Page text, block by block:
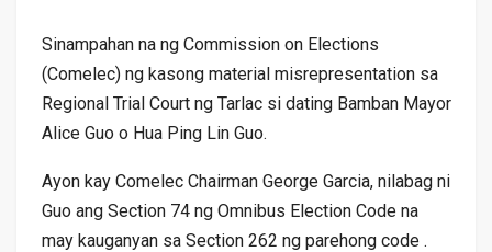
Sinampahan na ng Commission on Elections
(Comelec) ng kasong material misrepresentation sa
Regional Trial Court ng Tarlac si dating Bamban Mayor
Alice Guo o Hua Ping Lin Guo.
Ayon kay Comelec Chairman George Garcia, nilabag ni
Guo ang Section 74 ng Omnibus Election Code na
may kauganyan sa Section 262 ng parehong code .